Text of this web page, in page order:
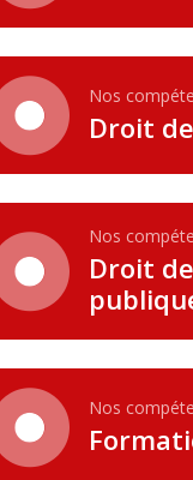
Nos
Droit
Nos
Droit
Nos